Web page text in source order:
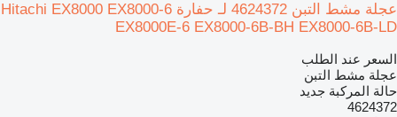
عجلة مشط التبن 4624372 لـ حفارة Hitachi EX8000 EX8000-6
EX8000E-6 EX8000-6B-BH EX8000-6B-LD
السعر عند الطلب
عجلة مشط التبن
حالة المركبة جديد
4624372